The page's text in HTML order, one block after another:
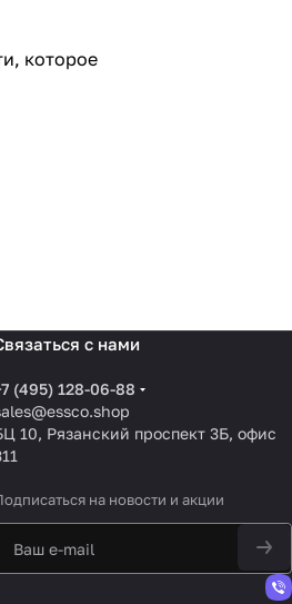
которое
с нами
(495) 128-06-88
10, Рязанский проспект 3Б, офис
на новости и акции